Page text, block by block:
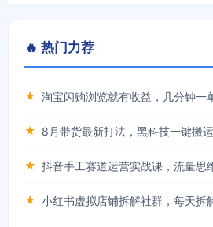
🔥 热门力荐
★
★
★
★